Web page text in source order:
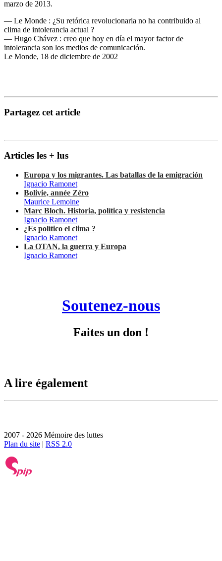
marzo de 2013.
— Le Monde : ¿Su retórica revolucionaria no ha contribuido al
clima de intolerancia actual ?
— Hugo Chávez : creo que hoy en día el mayor factor de
intolerancia son los medios de comunicación.
Le Monde, 18 de diciembre de 2002
Partagez cet article
Articles les + lus
Europa y los migrantes. Las batallas de la emigración
Ignacio Ramonet
Bolivie, année Zéro
Maurice Lemoine
Marc Bloch. Historia, política y resistencia
Ignacio Ramonet
¿Es político el clima ?
Ignacio Ramonet
La OTAN, la guerra y Europa
Ignacio Ramonet
Soutenez-nous
Faites un don !
A lire également
2007 - 2026 Mémoire des luttes
Plan du site | RSS 2.0